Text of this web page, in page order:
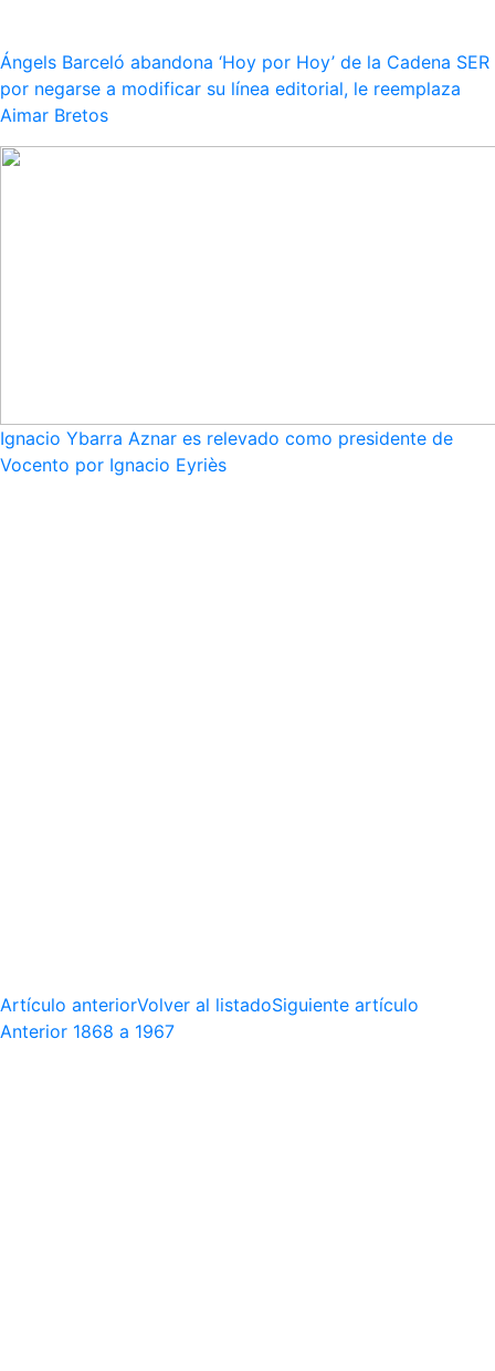
Ángels Barceló abandona ‘Hoy por Hoy’ de la Cadena SER
por negarse a modificar su línea editorial, le reemplaza
Aimar Bretos
Ignacio Ybarra Aznar es relevado como presidente de
Vocento por Ignacio Eyriès
Artículo anteriorVolver al listadoSiguiente artículo
Anterior 1868 a 1967